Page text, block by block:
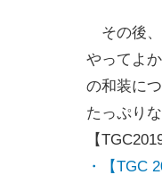
その後、
やってよ
の和装に
たっぷり
【
・【TGC